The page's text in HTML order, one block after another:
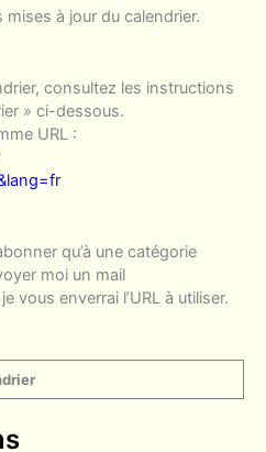
à jour du calendrier.
consultez les instructions
» ci-dessous.
URL :
qu’à une catégorie
moi un mail
vous enverrai l’URL à utiliser.